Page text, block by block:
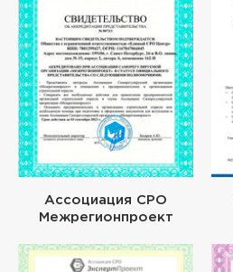
Ассоциация СРО
Межрегионпроект